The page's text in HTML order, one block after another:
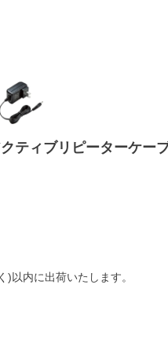
ティブリピーターケー
以内に出荷いたします。